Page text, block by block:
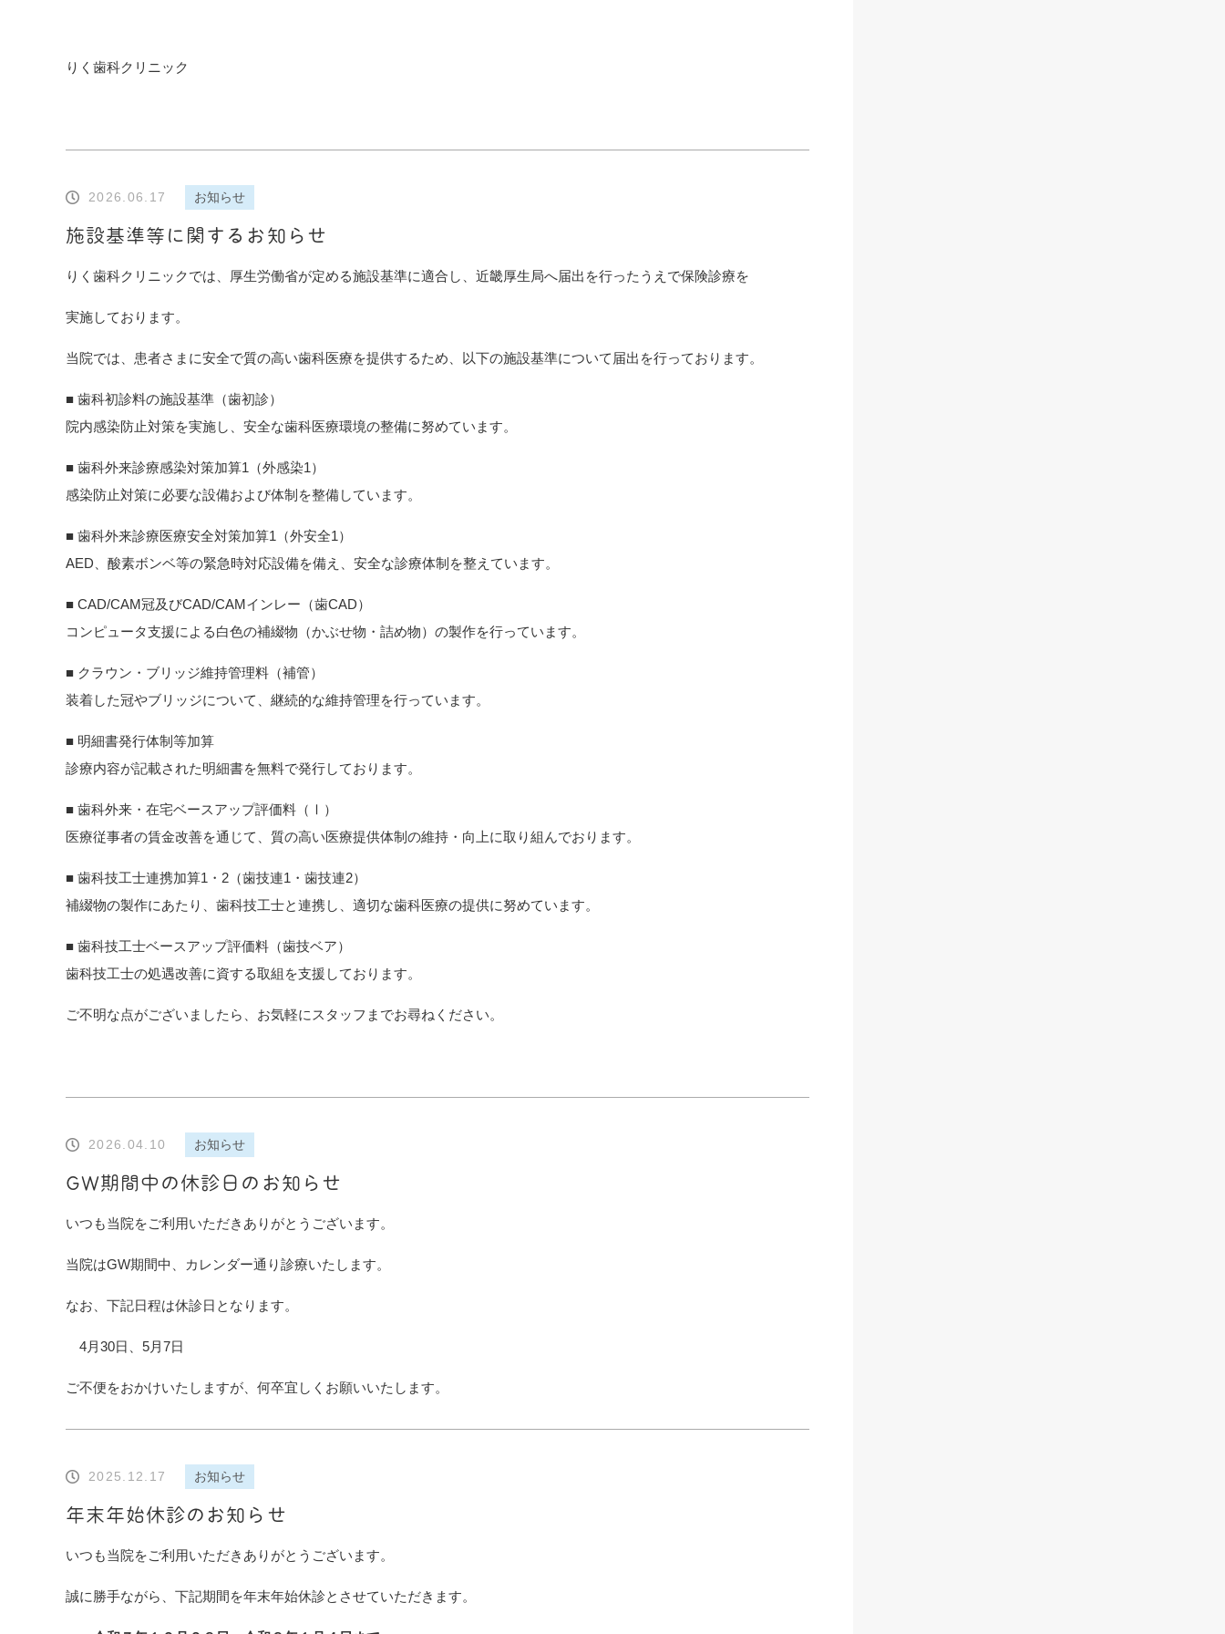
りく歯科クリニック
2026.06.17 お知らせ
施設基準等に関するお知らせ
りく歯科クリニックでは、厚生労働省が定める施設基準に適合し、近畿厚生局へ届出を行ったうえで保険診療を
実施しております。
当院では、患者さまに安全で質の高い歯科医療を提供するため、以下の施設基準について届出を行っております。
■ 歯科初診料の施設基準（歯初診）
院内感染防止対策を実施し、安全な歯科医療環境の整備に努めています。
■ 歯科外来診療感染対策加算1（外感染1）
感染防止対策に必要な設備および体制を整備しています。
■ 歯科外来診療医療安全対策加算1（外安全1）
AED、酸素ボンベ等の緊急時対応設備を備え、安全な診療体制を整えています。
■ CAD/CAM冠及びCAD/CAMインレー（歯CAD）
コンピュータ支援による白色の補綴物（かぶせ物・詰め物）の製作を行っています。
■ クラウン・ブリッジ維持管理料（補管）
装着した冠やブリッジについて、継続的な維持管理を行っています。
■ 明細書発行体制等加算
診療内容が記載された明細書を無料で発行しております。
■ 歯科外来・在宅ベースアップ評価料（Ⅰ）
医療従事者の賃金改善を通じて、質の高い医療提供体制の維持・向上に取り組んでおります。
■ 歯科技工士連携加算1・2（歯技連1・歯技連2）
補綴物の製作にあたり、歯科技工士と連携し、適切な歯科医療の提供に努めています。
■ 歯科技工士ベースアップ評価料（歯技ベア）
歯科技工士の処遇改善に資する取組を支援しております。
ご不明な点がございましたら、お気軽にスタッフまでお尋ねください。
2026.04.10 お知らせ
GW期間中の休診日のお知らせ
いつも当院をご利用いただきありがとうございます。
当院はGW期間中、カレンダー通り診療いたします。
なお、下記日程は休診日となります。
4月30日、5月7日
ご不便をおかけいたしますが、何卒宜しくお願いいたします。
2025.12.17 お知らせ
年末年始休診のお知らせ
いつも当院をご利用いただきありがとうございます。
誠に勝手ながら、下記期間を年末年始休診とさせていただきます。